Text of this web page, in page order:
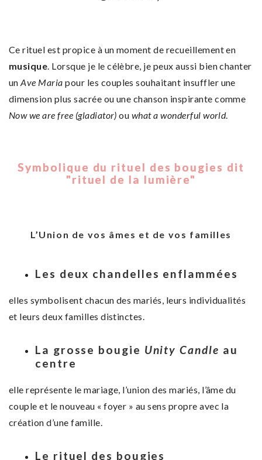
Ce rituel est propice à un moment de recueillement en
musique. Lorsque je le célèbre, je peux aussi bien chanter
unAve Maria pour les couples souhaitant insuffler une
dimension plus sacrée ou une chanson inspirante comme
Now we are free (gladiator) ou what a wonderful world.
Symbolique du rituel des bougies dit
"rituel de la lumière"
L’Union de vos âmes et de vos familles
Les deux chandelles enflammées
elles symbolisent chacun des mariés, leurs individualités
et leurs deux familles distinctes.
La grosse bougie Unity Candle au
centre
elle représente le mariage, l’union des mariés, l’âme du
couple et le nouveau « foyer » au sens propre avec la
création d’une famille.
Le rituel des bougies